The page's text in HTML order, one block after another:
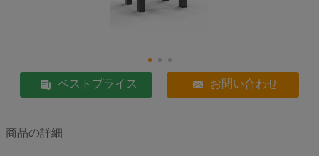
ベストプライス お問い合わせ
商品の詳細